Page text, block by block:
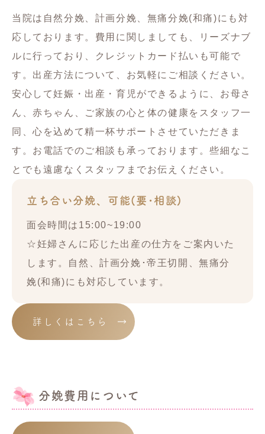
当院は自然分娩、計画分娩、無痛分娩(和痛)にも対
応しております。費用に関しましても、リーズナブ
ルに行っており、クレジットカード払いも可能で
す。出産方法について、お気軽にご相談ください。
安心して妊娠・出産・育児ができるように、お母さ
ん、赤ちゃん、ご家族の心と体の健康をスタッフ一
同、心を込めて精一杯サポートさせていただきま
す。お電話でのご相談も承っております。些細なこ
とでも遠慮なくスタッフまでお伝えください。
立ち合い分娩、可能(要･相談)
面会時間は15:00~19:00
☆妊婦さんに応じた出産の仕方をご案内いた
します。自然、計画分娩･帝王切開、無痛分
娩(和痛)にも対応しています。
詳しくはこちら
分娩費用について